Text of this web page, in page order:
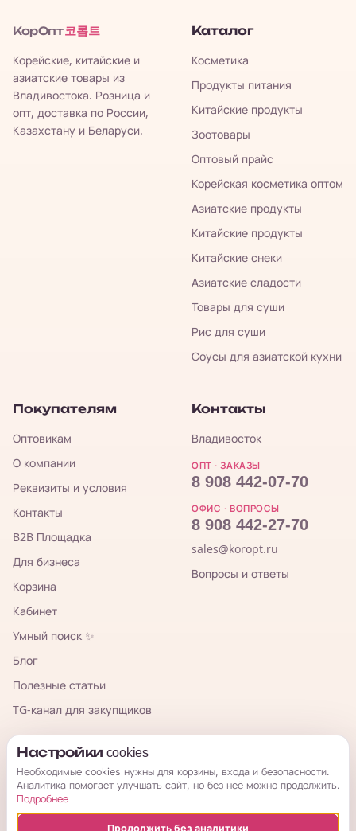
КорОпт 코롭트
Корейские, китайские и
азиатские товары из
Владивостока. Розница и
опт, доставка по России,
Казахстану и Беларуси.
Каталог
Косметика
Продукты питания
Китайские продукты
Зоотовары
Оптовый прайс
Корейская косметика оптом
Азиатские продукты
Китайские продукты
Китайские снеки
Азиатские сладости
Товары для суши
Рис для суши
Соусы для азиатской кухни
Покупателям
Оптовикам
О компании
Реквизиты и условия
Контакты
B2B Площадка
Для бизнеса
Корзина
Кабинет
Умный поиск ✨
Блог
Полезные статьи
TG-канал для закупщиков
Контакты
Владивосток
ОПТ · ЗАКАЗЫ
8 908 442-07-70
ОФИС · ВОПРОСЫ
8 908 442-27-70
sales@koropt.ru
Вопросы и ответы
КорОпт
Настройки cookies
Необходимые cookies нужны для корзины, входа и безопасности.
Аналитика помогает улучшать сайт, но без неё можно продолжить.
Подробнее
Продолжить без аналитики